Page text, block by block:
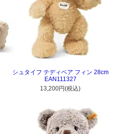
シュタイフ テディベア フィン 28cm
EAN111327
13,200円(税込)